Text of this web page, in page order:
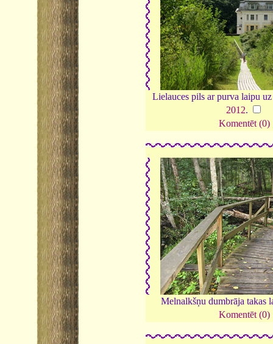
Lielauces pils ar purva laipu
2012.
Komentēt (0)
Melnalkšņu dumbrāja takas
Komentēt (0)